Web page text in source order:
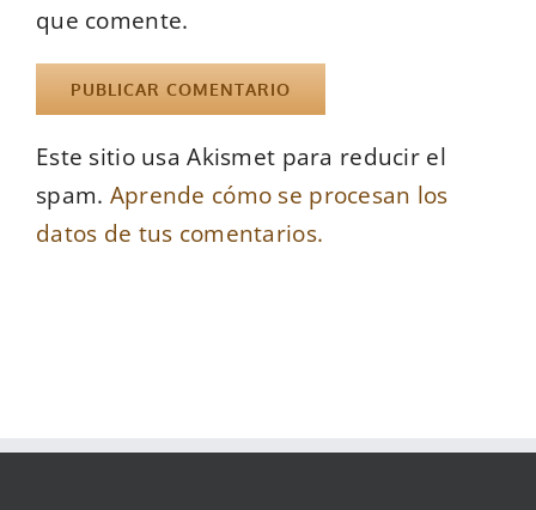
que comente.
Este sitio usa Akismet para reducir el
spam. Aprende cómo se procesan los
datos de tus comentarios.